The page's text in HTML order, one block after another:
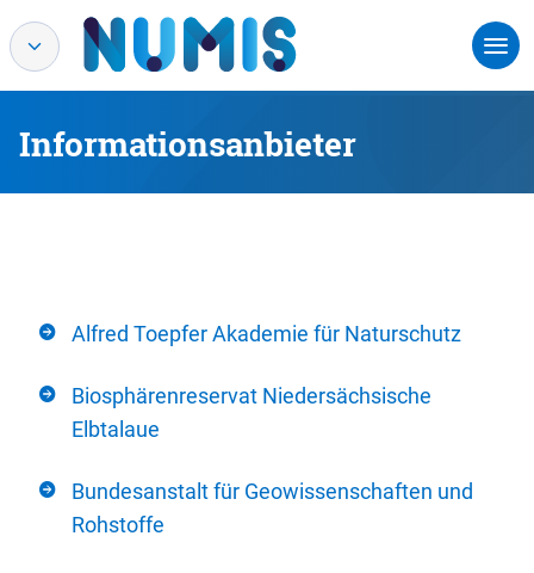
Informationsanbieter
Alfred Toepfer Akademie für Naturschutz
Biosphärenreservat Niedersächsische
Elbtalaue
Bundesanstalt für Geowissenschaften und
Rohstoffe